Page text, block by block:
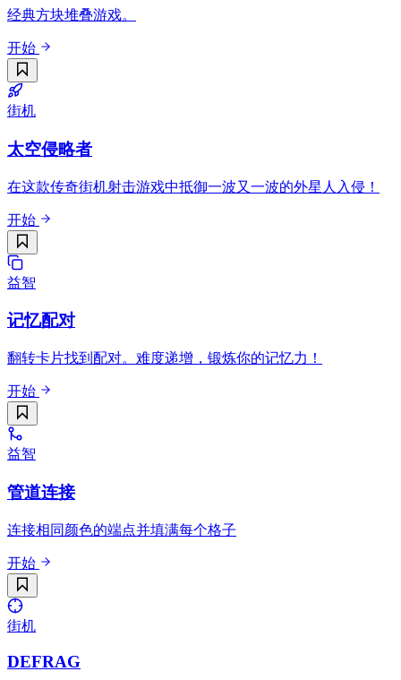
经典方块堆叠游戏。
开始
街机
太空侵略者
在这款传奇街机射击游戏中抵御一波又一波的外星人入侵！
开始
益智
记忆配对
翻转卡片找到配对。难度递增，锻炼你的记忆力！
开始
益智
管道连接
连接相同颜色的端点并填满每个格子
开始
街机
DEFRAG